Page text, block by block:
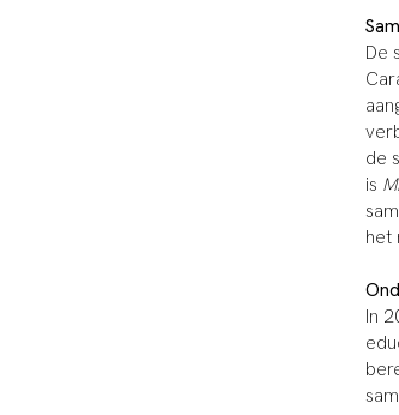
De
de
is
het
In